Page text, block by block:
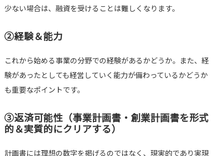
少ない場合は、融資を受けることは難しくなります。
②経験＆能力
これから始める事業の分野での経験があるかどうか。また、経
験があったとしても経営していく能力が備わっているかどうか
も重要なポイントです。
③返済可能性（事業計画書・創業計画書を形式
的＆実質的にクリアする）
計画書には理想の数字を掲げるのではなく、現実的であり実現